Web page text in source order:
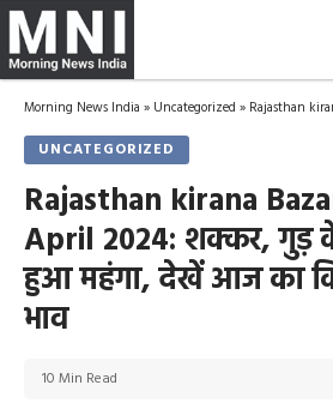
Morning News India » Uncategorized » Rajasthan kirana Bazar Bhav
UNCATEGORIZED
Rajasthan kirana
April 2024: शक्कर, गुड़
हुआ महंगा, देखें आज का
भाव
10 Min Read